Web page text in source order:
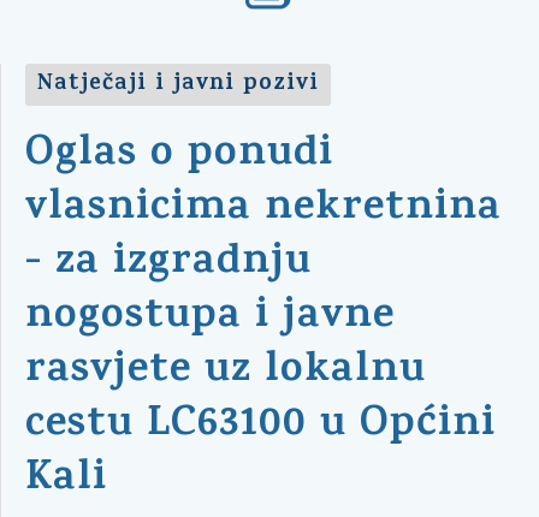
Natječaji i javni pozivi
Oglas o ponudi
vlasnicima nekretnina
- za izgradnju
nogostupa i javne
rasvjete uz lokalnu
cestu LC63100 u Općini
Kali